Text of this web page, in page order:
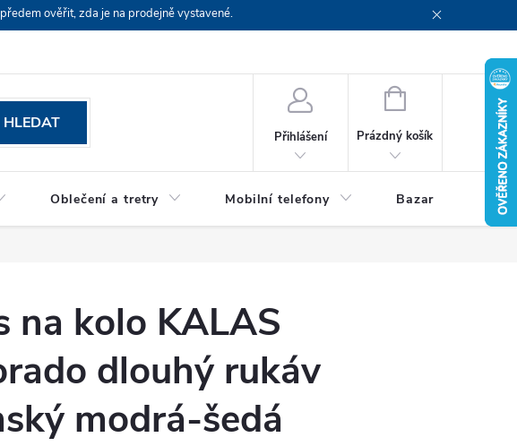
ověřit, zda je na prodejně vystavené.
HLEDAT
Přihlášení
NÁKUPNÍ
Prázdný košík
Oblečení a tretry Mobilní telefony Bazar Servis
na kolo KALAS
dlouhý rukáv
modrá-šedá